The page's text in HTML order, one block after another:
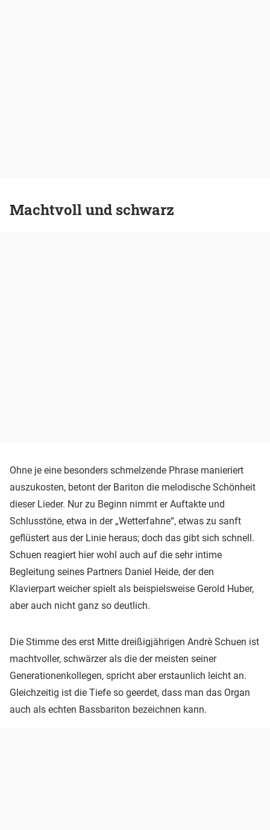
Machtvoll und schwarz
Ohne je eine besonders schmelzende Phrase manieriert
auszukosten, betont der Bariton die melodische Schönheit
dieser Lieder. Nur zu Beginn nimmt er Auftakte und
Schlusstöne, etwa in der „Wetterfahne“, etwas zu sanft
geflüstert aus der Linie heraus; doch das gibt sich schnell.
Schuen reagiert hier wohl auch auf die sehr intime
Begleitung seines Partners Daniel Heide, der den
Klavierpart weicher spielt als beispielsweise Gerold Huber,
aber auch nicht ganz so deutlich.
Die Stimme des erst Mitte dreißigjährigen Andrè Schuen ist
machtvoller, schwärzer als die der meisten seiner
Generationenkollegen, spricht aber erstaunlich leicht an.
Gleichzeitig ist die Tiefe so geerdet, dass man das Organ
auch als echten Bassbariton bezeichnen kann.